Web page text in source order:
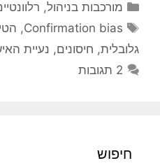
קטגוריות
מורכבות בניהול,
תגיות
Confirmation bias
,
גלובלית, חיסונים, נעיית
2 תגובות
חיפוש